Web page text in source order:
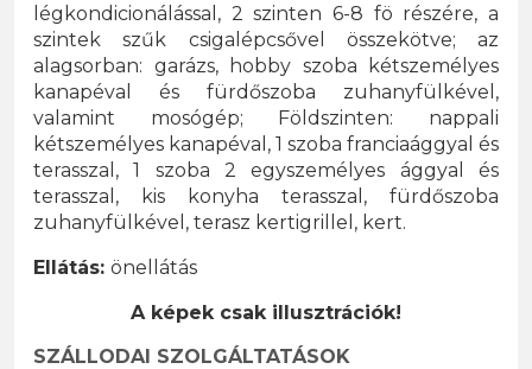
légkondicionálással, 2 szinten 6-8 fö részére, a
szintek szűk csigalépcsővel összekötve; az
alagsorban: garázs, hobby szoba kétszemélyes
kanapéval és fürdőszoba zuhanyfülkével,
valamint mosógép; Földszinten: nappali
kétszemélyes kanapéval, 1 szoba franciaággyal és
terasszal, 1 szoba 2 egyszemélyes ággyal és
terasszal, kis konyha terasszal, fürdőszoba
zuhanyfülkével, terasz kertigrillel, kert.
Ellátás: önellátás
A képek csak illusztrációk!
SZÁLLODAI SZOLGÁLTATÁSOK